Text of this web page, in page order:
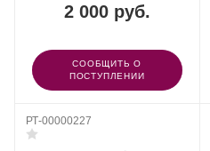
2 000 руб.
СООБЩИТЬ О
ПОСТУПЛЕНИИ
РТ-00000227